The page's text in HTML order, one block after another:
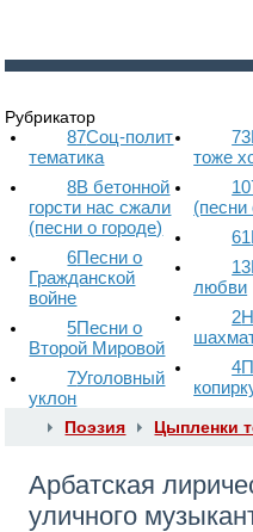
Рубрикатор
87Соц-полит
тематика
8В бетонной
горсти нас сжали
(песни о городе)
6Песни о
Гражданской
войне
5Песни о
Второй Мировой
7Уголовный
уклон
73
тоже
(песни
61
13
любви
2
4
Поэзия Цыпленки
Арбатская
уличного